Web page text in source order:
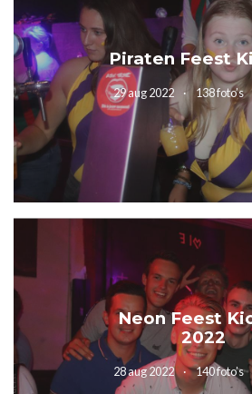
Piraten Feest
29 aug 2022 138 foto’s
Neon Feest
2022
28 aug 2022 140 foto’s